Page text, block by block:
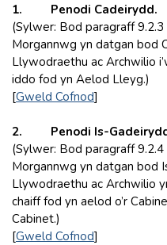
1. Penodi Cadeirydd.
(Sylwer: Bod paragraff
Morgannwg yn datgan bod
Llywodraethu ac Archwilio
iddo fod yn Aelod Lleyg.)
[Gweld Cofnod]
2. Penodi Is-
(Sylwer: Bod paragraff
Morgannwg yn datgan bod
Llywodraethu ac Archwilio
chaiff fod yn aelod o’r
Cabinet.)
[Gweld Cofnod]